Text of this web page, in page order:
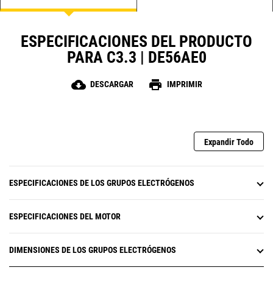
ESPECIFICACIONES DEL PRODUCTO
PARA C3.3 | DE56AE0
cloud_download DESCARGAR print IMPRIMIR
Expandir Todo
ESPECIFICACIONES DE LOS GRUPOS ELECTRÓGENOS
ESPECIFICACIONES DEL MOTOR
DIMENSIONES DE LOS GRUPOS ELECTRÓGENOS